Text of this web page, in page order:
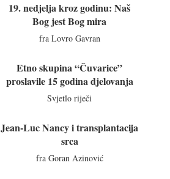
19. nedjelja kroz godinu: Naš
Bog jest Bog mira
fra Lovro Gavran
Etno skupina “Čuvarice”
proslavile 15 godina djelovanja
Svjetlo riječi
Jean-Luc Nancy i transplantacija
srca
fra Goran Azinović